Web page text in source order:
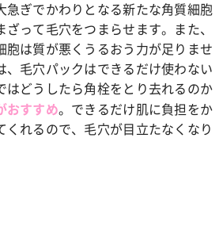
急ぎでかわりとなる新たな角質細胞
って毛穴をつまらせます。また、
胞は質が悪くうるおう力が足りませ
、毛穴パックはできるだけ使わない
はどうしたら角栓をとり去れるのか
おすすめ。できるだけ肌に負担をか
くれるので、毛穴が目立たなくなり